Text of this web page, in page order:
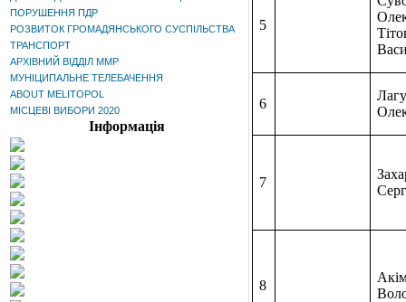
ПОРУШЕННЯ ПДР
РОЗВИТОК ГРОМАДЯНСЬКОГО СУСПІЛЬСТВА
ТРАНСПОРТ
АРХІВНИЙ ВІДДІЛ ММР
МУНІЦИПАЛЬНЕ ТЕЛЕБАЧЕННЯ
ABOUT MELITOPOL
МІСЦЕВІ ВИБОРИ 2020
Інформація
5
6
7
8